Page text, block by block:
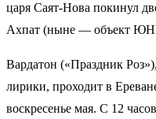
царя Саят-Нова покинул
Ахпат (ныне — объект
Вардатон («Праздник
лирики, проходит в
воскресенье мая. С 12